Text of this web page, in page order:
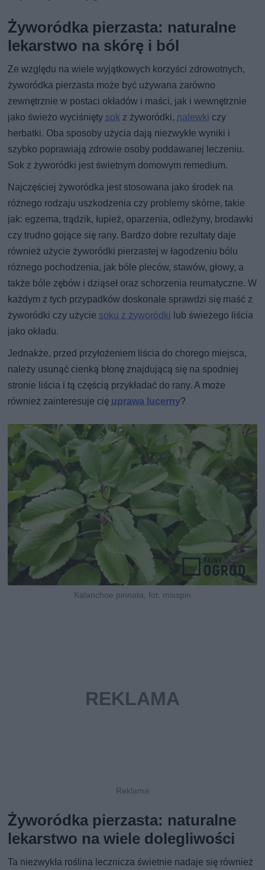
Żyworódka pierzasta: naturalne
lekarstwo na skórę i ból
Ze względu na wiele wyjątkowych korzyści zdrowotnych,
żyworódka pierzasta może być używana zarówno
zewnętrznie w postaci okładów i maści, jak i wewnętrznie
jako świeżo wyciśnięty sok z żyworódki, nalewki czy
herbatki. Oba sposoby użycia dają niezwykłe wyniki i
szybko poprawiają zdrowie osoby poddawanej leczeniu.
Sok z żyworódki jest świetnym domowym remedium.
Najczęściej żyworódka jest stosowana jako środek na
różnego rodzaju uszkodzenia czy problemy skórne, takie
jak: egzema, trądzik, łupież, oparzenia, odleżyny, brodawki
czy trudno gojące się rany. Bardzo dobre rezultaty daje
również użycie żyworódki pierzastej w łagodzeniu bólu
różnego pochodzenia, jak bóle pleców, stawów, głowy, a
także bóle zębów i dziąseł oraz schorzenia reumatyczne. W
każdym z tych przypadków doskonale sprawdzi się maść z
żyworódki czy użycie soku z żyworódki lub świeżego liścia
jako okładu.
Jednakże, przed przyłożeniem liścia do chorego miejsca,
należy usunąć cienką błonę znajdującą się na spodniej
stronie liścia i tą częścią przykładać do rany. A może
również zainteresuje cię uprawa lucerny?
Kalanchoe pinnata, fot. misspin
Żyworódka pierzasta: naturalne
lekarstwo na wiele dolegliwości
Ta niezwykła roślina lecznicza świetnie nadaje się również